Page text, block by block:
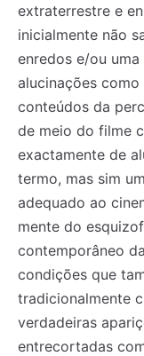
extraterrestre e
inicialmente não
enredos e/ou
alucinações
conteúdos da
de meio do filme
exactamente de
termo, mas sim
adequado ao
mente do
contemporâneo
condições que
tradicionalmente
verdadeiras
entrecortadas